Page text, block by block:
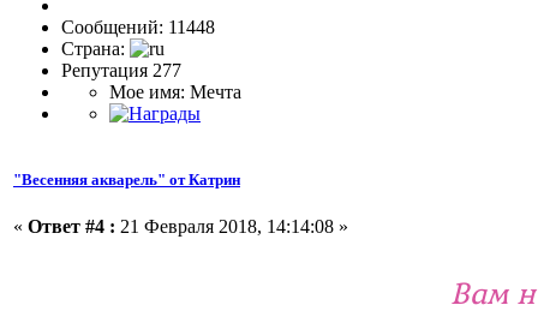
Сообщений: 11448
Страна:
Репутация 277
Мое имя: Мечта
"Весенняя акварель" от Катрин
« Ответ #4 : 21 Февраля 2018, 14:14:08 »
Вам